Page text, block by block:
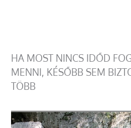
HA MOST NINCS IDŐD
MENNI, KÉSŐBB SEM
TÖBB